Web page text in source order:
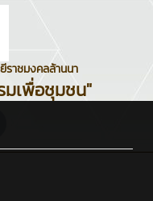
ราชมงคลล้านนา
มเพื่อชุมชน"